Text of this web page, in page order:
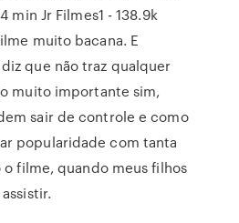
min Jr Filmes1 - 138.9k
muito bacana. E
que não traz qualquer
muito importante sim,
sair de controle e como
popularidade com tanta
filme, quando meus filhos